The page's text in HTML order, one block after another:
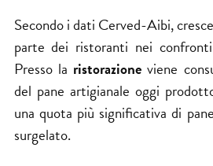
Secondo i dati Cerved-Aibi,
parte dei ristoranti nei
Presso la ristorazione viene
del pane artigianale oggi
una quota più significativa di
surgelato.